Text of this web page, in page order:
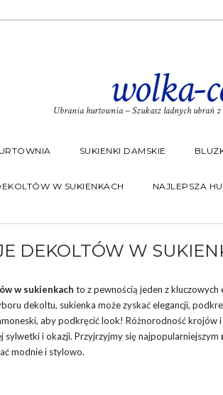
wolka-
Ubrania hurtownia – Szukasz ładnych ubrań
SUKIENKI DAMSKIE
W SUKIENKACH NAJLEPSZA
DEKOLTÓW W
w sukienkach to z pewnością jeden z
dekoltu, sukienka może zyskać elegancji,
aby podkręcić look! Różnorodność krojów
sylwetki i okazji. Przyjrzyjmy się najpopularniejszym
modnie i stylowo.